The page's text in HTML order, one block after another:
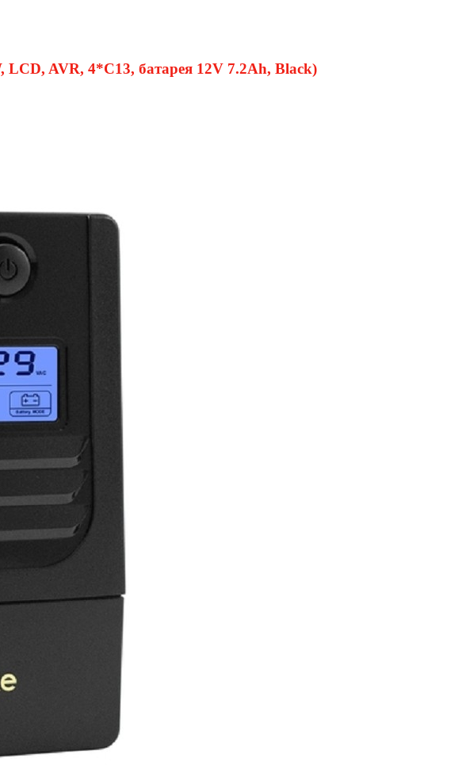
AVR, 4*C13, батарея 12V 7.2Ah, Black)